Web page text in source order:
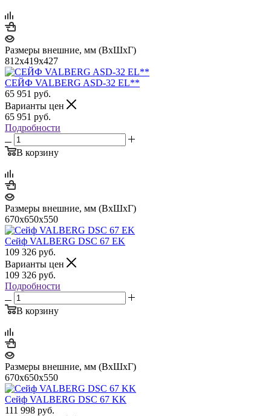
Размеры внешние, мм (ВхШхГ)
812x419x427
СЕЙФ VALBERG ASD-32 EL**
65 951 руб.
Варианты цен
65 951 руб.
Подробности
В корзину
Размеры внешние, мм (ВхШхГ)
670x650x550
Сейф VALBERG DSC 67 EK
109 326 руб.
Варианты цен
109 326 руб.
Подробности
В корзину
Размеры внешние, мм (ВхШхГ)
670x650x550
Сейф VALBERG DSC 67 KK
111 998 руб.